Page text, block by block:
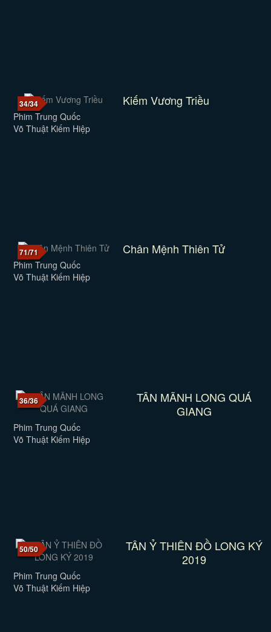
34/34 Kiếm Vương Triều
Phim Trung Quốc
Võ Thuật Kiếm Hiệp
71/71 Chân Mệnh Thiên Tử
Phim Trung Quốc
Võ Thuật Kiếm Hiệp
36/36
TÂN MÃNH LONG QUÁ
GIANG
Phim Trung Quốc
Võ Thuật Kiếm Hiệp
50/50
TÂN Ỷ THIÊN ĐỒ LONG KÝ
2019
Phim Trung Quốc
Võ Thuật Kiếm Hiệp